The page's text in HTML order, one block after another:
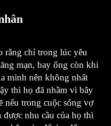
rằng chỉ trong lúc yêu
mạn, bay ổng còn khi
mình nên không nhất
thì họ đã nhầm vì bây
nếu trong cuộc sống vợ
nhu cầu của họ thì